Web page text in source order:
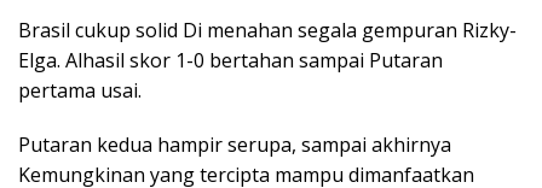
Brasil cukup solid Di menahan segala gempuran Rizky-
Elga. Alhasil skor 1-0 bertahan sampai Putaran
pertama usai.
Putaran kedua hampir serupa, sampai akhirnya
Kemungkinan yang tercipta mampu dimanfaatkan